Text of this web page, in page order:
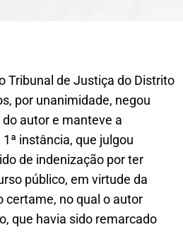
Tribunal de Justiça do Distrito
por unanimidade, negou
autor e manteve a
instância, que julgou
de indenização por ter
público, em virtude da
certame, no qual o autor
que havia sido remarcado